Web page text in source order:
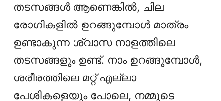
തടസങ്ങൾ ആണെങ്കിൽ, ചില
രോഗികളിൽ ഉറങ്ങുമ്പോൾ മാത്രം
ഉണ്ടാകുന്ന ശ്വാസ നാളത്തിലെ
തടസങ്ങളും ഉണ്ട്. നാം ഉറങ്ങുമ്പോള്‍,
ശരീരത്തിലെ മറ്റ് എല്ലാ
പേശികളെയും പോലെ, നമ്മുടെ